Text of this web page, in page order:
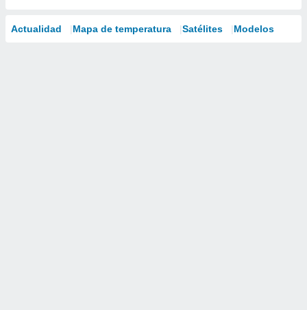
Actualidad Mapa de temperatura Satélites Modelos